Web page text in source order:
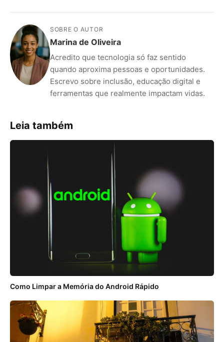
SOBRE O AUTOR
Marina de Oliveira
Acredito que tecnologia só faz sentido
quando aproxima pessoas e oportunidades.
Escrevo sobre inclusão, educação digital e
ferramentas que realmente impactam vidas.
Leia também
Como Limpar a Memória do Android Rápido